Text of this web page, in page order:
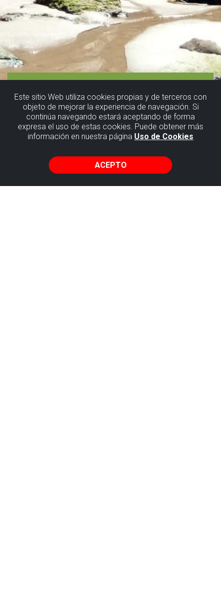
Este sitio Web utiliza cookies propias y de terceros con
objeto de mejorar la experiencia de navegación. Si
continúa navegando estará aceptando de forma
expresa el uso de estas cookies. Puede obtener más
información en nuestra página Uso de Cookies
ACEPTO